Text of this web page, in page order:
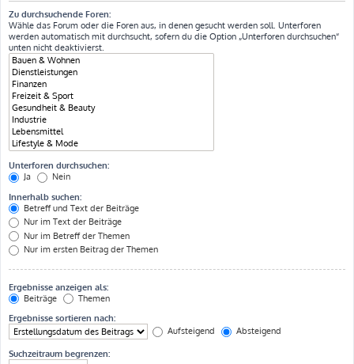
Zu durchsuchende Foren:
Wähle das Forum oder die Foren aus, in denen gesucht werden soll. Unterforen
werden automatisch mit durchsucht, sofern du die Option „Unterforen durchsuchen“
unten nicht deaktivierst.
Unterforen durchsuchen:
Ja
Nein
Innerhalb suchen:
Betreff und Text der Beiträge
Nur im Text der Beiträge
Nur im Betreff der Themen
Nur im ersten Beitrag der Themen
Ergebnisse anzeigen als:
Beiträge
Themen
Ergebnisse sortieren nach:
Aufsteigend
Absteigend
Suchzeitraum begrenzen: